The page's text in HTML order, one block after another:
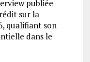
publiée
sur la
qualifiant son
dans le